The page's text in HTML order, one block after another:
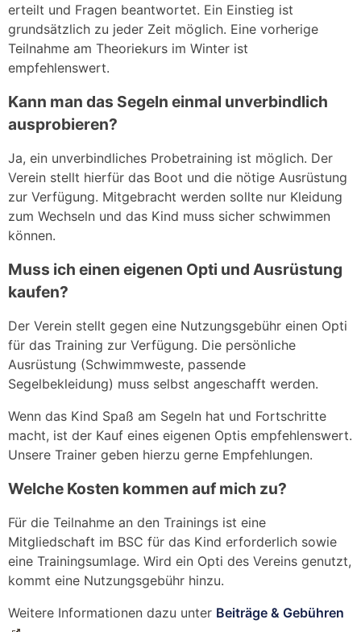
erteilt und Fragen beantwortet. Ein Einstieg ist
grundsätzlich zu jeder Zeit möglich. Eine vorherige
Teilnahme am Theoriekurs im Winter ist
empfehlenswert.
Kann man das Segeln einmal unverbindlich
ausprobieren?
Ja, ein unverbindliches Probetraining ist möglich. Der
Verein stellt hierfür das Boot und die nötige Ausrüstung
zur Verfügung. Mitgebracht werden sollte nur Kleidung
zum Wechseln und das Kind muss sicher schwimmen
können.
Muss ich einen eigenen Opti und Ausrüstung
kaufen?
Der Verein stellt gegen eine Nutzungsgebühr einen Opti
für das Training zur Verfügung. Die persönliche
Ausrüstung (Schwimmweste, passende
Segelbekleidung) muss selbst angeschafft werden.
Wenn das Kind Spaß am Segeln hat und Fortschritte
macht, ist der Kauf eines eigenen Optis empfehlenswert.
Unsere Trainer geben hierzu gerne Empfehlungen.
Welche Kosten kommen auf mich zu?
Für die Teilnahme an den Trainings ist eine
Mitgliedschaft im BSC für das Kind erforderlich sowie
eine Trainingsumlage. Wird ein Opti des Vereins genutzt,
kommt eine Nutzungsgebühr hinzu.
Weitere Informationen dazu unter Beiträge & Gebühren